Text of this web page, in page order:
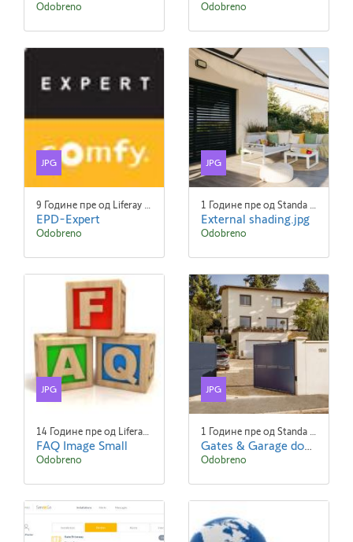
Odobreno Odobreno
JPG
9 Године пре од Liferay Admin Liferay Admin
EPD-Expert
Odobreno
JPG
1 Године пре од Standa Blaha
External shading.jpg
Odobreno
JPG
14 Године пре од Liferay Admin Liferay Admin
FAQ Image Small
Odobreno
JPG
1 Године пре од Standa Blaha
Gates & Garage doors.jpg
Odobreno